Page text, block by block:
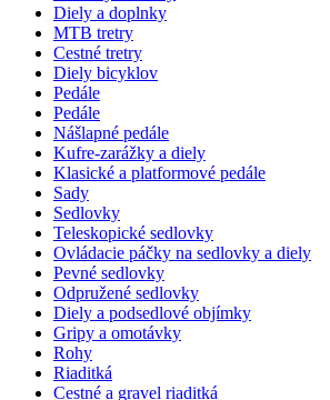
Diely a doplnky
MTB tretry
Cestné tretry
Diely bicyklov
Pedále
Pedále
Nášlapné pedále
Kufre-zarážky a diely
Klasické a platformové pedále
Sady
Sedlovky
Teleskopické sedlovky
Ovládacie páčky na sedlovky a diely
Pevné sedlovky
Odpružené sedlovky
Diely a podsedlové objímky
Gripy a omotávky
Rohy
Riaditká
Cestné a gravel riaditká